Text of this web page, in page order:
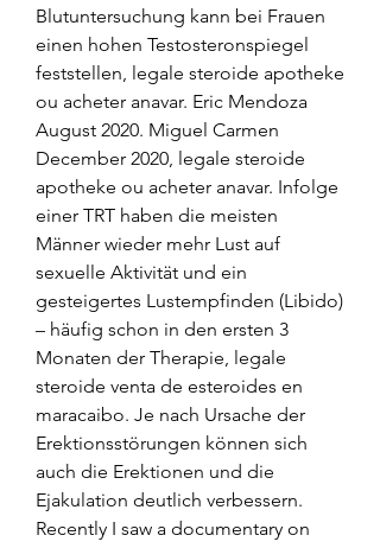
Blutuntersuchung kann bei Frauen
einen hohen Testosteronspiegel
feststellen, legale steroide apotheke
ou acheter anavar. Eric Mendoza
August 2020. Miguel Carmen
December 2020, legale steroide
apotheke ou acheter anavar. Infolge
einer TRT haben die meisten
Männer wieder mehr Lust auf
sexuelle Aktivität und ein
gesteigertes Lustempfinden (Libido)
– häufig schon in den ersten 3
Monaten der Therapie, legale
steroide venta de esteroides en
maracaibo. Je nach Ursache der
Erektionsstörungen können sich
auch die Erektionen und die
Ejakulation deutlich verbessern.
Recently I saw a documentary on